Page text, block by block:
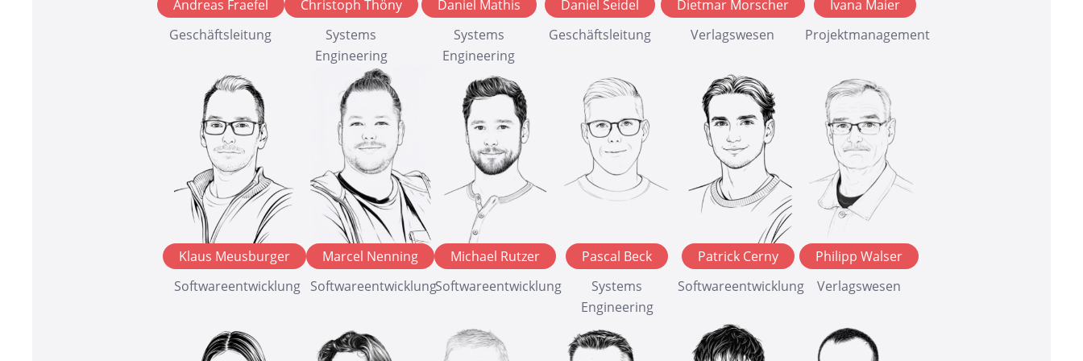
Andreas Fraefel
Geschäftsleitung
Christoph Thöny
Systems
Engineering
Daniel Mathis
Systems
Engineering
Daniel Seidel
Geschäftsleitung
Dietmar Morscher
Verlagswesen
Ivana Maier
Projektmanagement
Klaus Meusburger
Softwareentwicklung
Marcel Nenning
Softwareentwicklung
Michael Rutzer
Softwareentwicklung
Pascal Beck
Systems
Engineering
Patrick Cerny
Softwareentwicklung
Philipp Walser
Verlagswesen